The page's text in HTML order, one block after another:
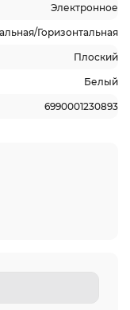
Электронное
Горизонтальная
Плоский
Белый
6990001230893